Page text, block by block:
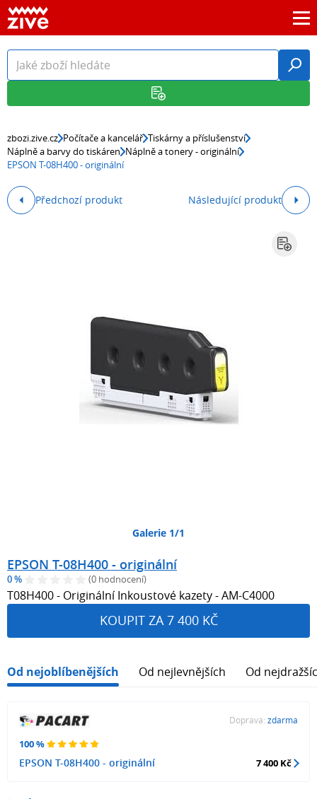
zbozi.zive.cz Počítače a kancelář Tiskárny a příslušenství
Náplně a barvy do tiskáren Náplně a tonery - originální
EPSON T-08H400 - originální
Předchozí produkt Následující produkt
Galerie 1/1
EPSON T-08H400 - originální
0 % (0 hodnocení)
T08H400 - Originální Inkoustové kazety - AM-C4000
KOUPIT ZA 7 400 KČ
Od nejoblíbenějších Od nejlevnějších Od
100 %
EPSON T-08H400 - originální
Doprava: zdarma
7 400 Kč